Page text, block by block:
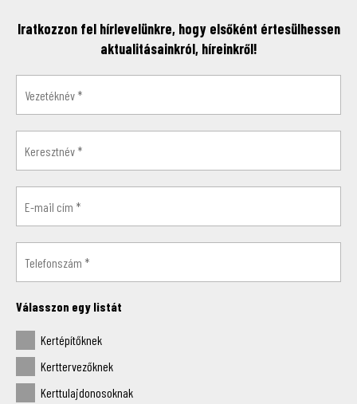
Iratkozzon fel hírlevelünkre, hogy elsőként értesülhessen
aktualitásainkról, híreinkről!
Válasszon egy listát
Kertépítőknek
Kerttervezőknek
Kerttulajdonosoknak